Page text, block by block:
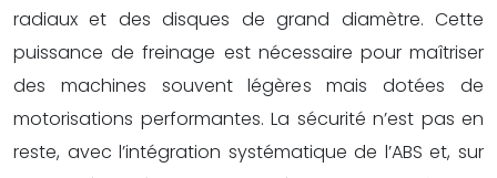
radiaux et des disques de grand diamètre. Cette
puissance de freinage est nécessaire pour maîtriser
des machines souvent légères mais dotées de
motorisations performantes. La sécurité n’est pas en
reste, avec l’intégration systématique de l’ABS et, sur